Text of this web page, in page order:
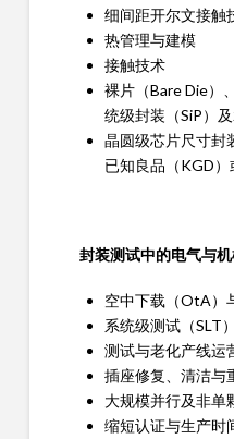
细间距开尔文接触
热管理与建模
接触技术
裸片（Bare Die）
统级封装（SiP）
晶圆级芯片尺寸封
已知良品（KGD）
封装测试中的电气与
空中下载（OtA）
系统级测试（SLT）
测试与老化产线运
插座修复、清洁与
大规模并行及非单
缩短认证与生产时